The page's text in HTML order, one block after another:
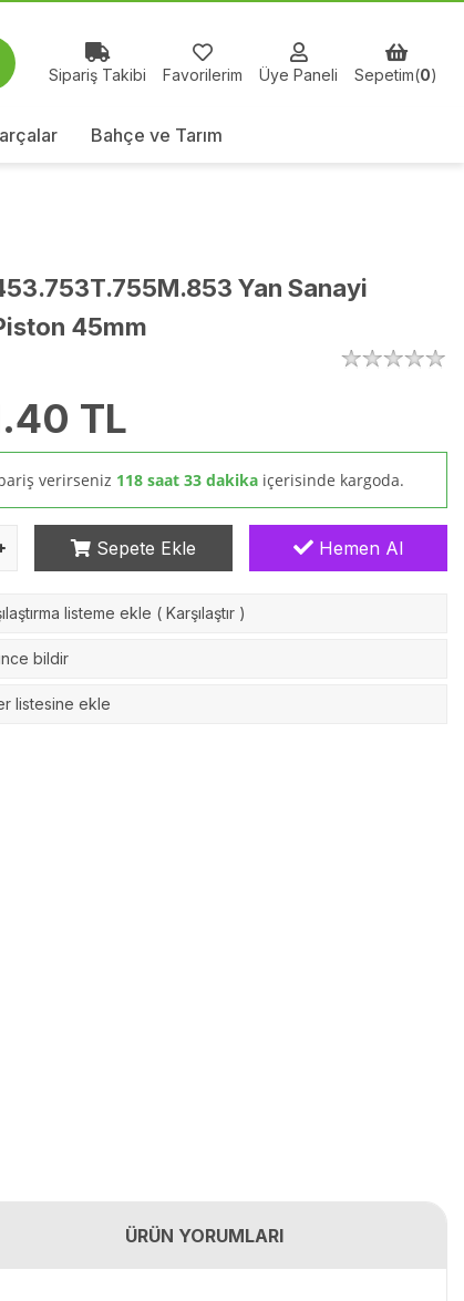
Sipariş Takibi Favorilerim Üye Paneli Sepetim(0)
Bahçe ve Tarım
Yan Sanayi
45mm
TL
verirseniz 118 saat 33 dakika içerisinde kargoda.
Sepete Ekle Hemen Al
listeme ekle ( Karşılaştır )
bildir
listesine ekle
ÜRÜN YORUMLARI